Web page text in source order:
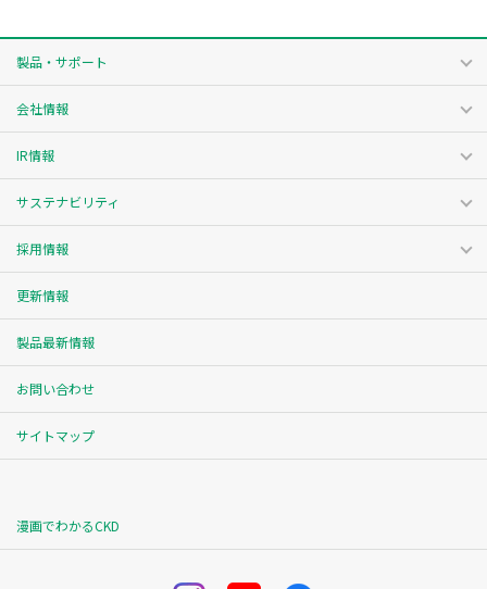
製品・サポート
会社情報
IR情報
サステナビリティ
採用情報
更新情報
製品最新情報
お問い合わせ
サイトマップ
漫画でわかるCKD